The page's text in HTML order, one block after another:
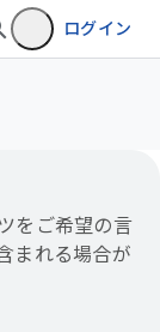
ログイン
をご希望の言
まれる場合が